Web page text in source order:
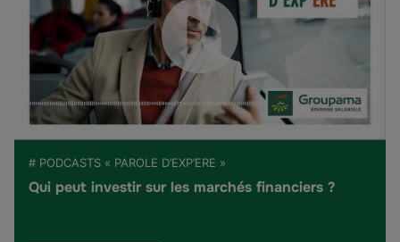
# PODCASTS « PAROLE D’EXP’ERE »
Qui peut investir sur les marchés financiers ?